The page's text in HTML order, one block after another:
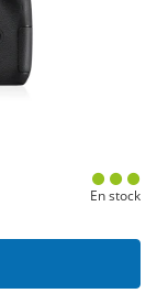
En stock